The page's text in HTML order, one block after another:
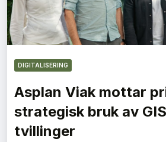
DIGITALISERING
Asplan Viak mottar
strategisk bruk av
tvillinger